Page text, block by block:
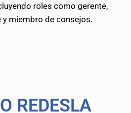
roles como gerente,
miembro de consejos.
REDESLA